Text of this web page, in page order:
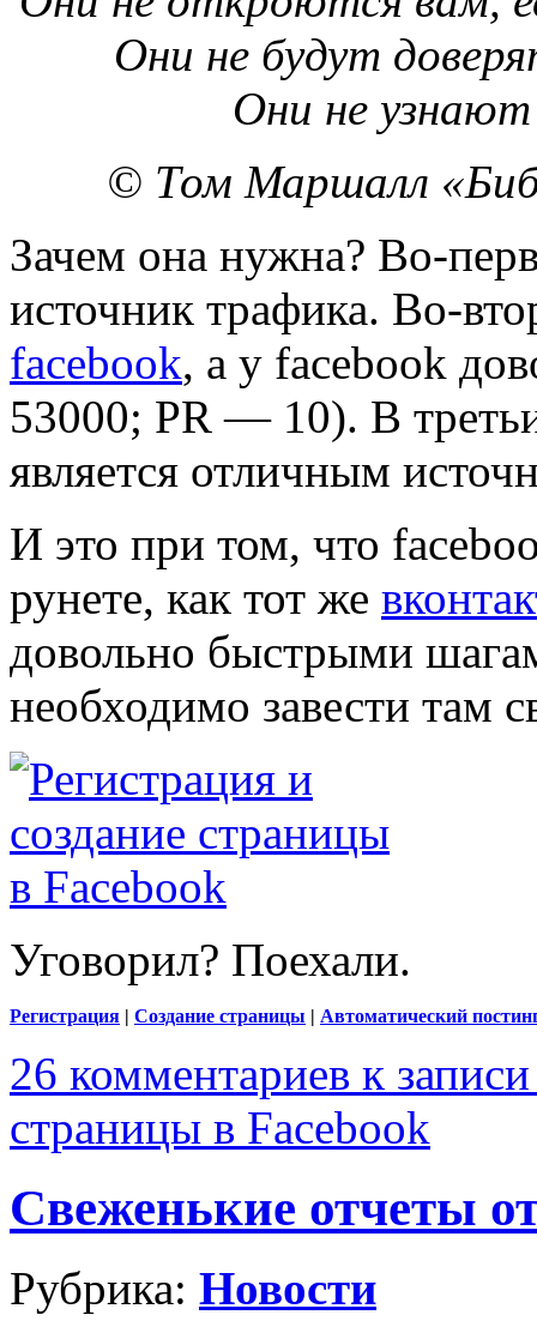
Они не будут
Они не
© Том Маршалл
Зачем она нужна? Во-
источник трафика. Во-
facebook, а у facebook
53000; PR — 10). В
является отличным
И это при том, что
рунете, как тот же
довольно быстрыми
необходимо завести там
Уговорил? Поехали.
Регистрация | Создание страницы | Автоматический
26 комментариев к
страницы в Facebook
Свеженькие отчеты
Рубрика: Новости